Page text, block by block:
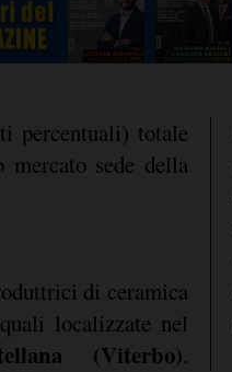
percentuali) totale
mercato sede della
di ceramica
localizzate nel
(Viterbo).